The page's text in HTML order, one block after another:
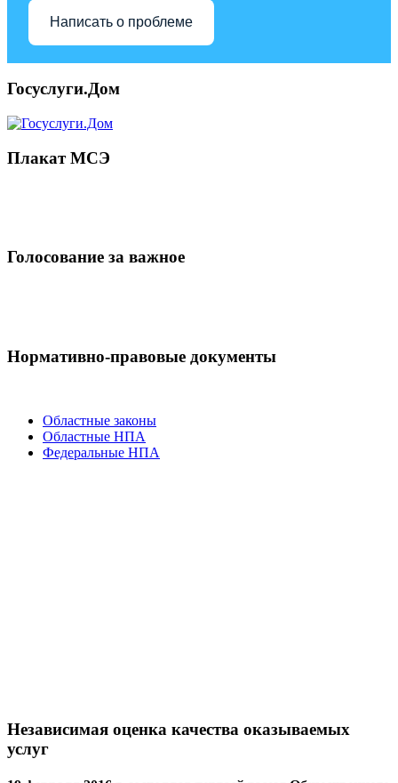
Написать о проблеме
Госуслуги.Дом
Плакат МСЭ
Голосование за важное
Нормативно-правовые документы
Областные законы
Областные НПА
Федеральные НПА
Независимая оценка качества оказываемых
услуг